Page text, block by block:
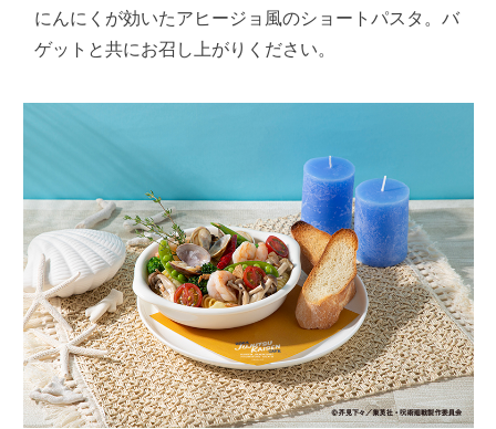
にんにくが効いたアヒージョ風のショートパスタ。バ
ゲットと共にお召し上がりください。